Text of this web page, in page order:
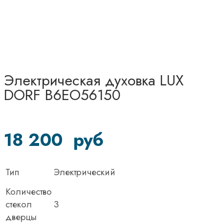
Электрическая духовка LUX
DORF B6EO56150
18 200 руб
Тип
Электрический
Количество
стекол
дверцы
3